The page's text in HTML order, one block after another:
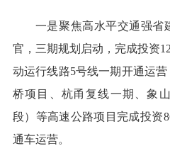
一是聚焦高水平交通强省
官，三期规划启动，完成投资
动运行线路5号线一期开通运
桥项目、杭甬复线一期、象
段）等高速公路项目完成投资
通车运营。